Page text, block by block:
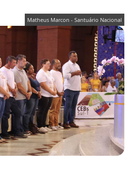
Matheus Marcon - Santuário Nacional